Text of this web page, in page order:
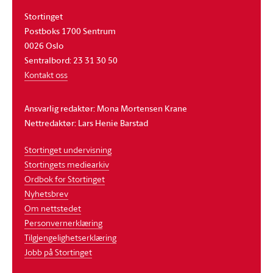
Stortinget
Postboks 1700 Sentrum
0026 Oslo
Sentralbord: 23 31 30 50
Kontakt oss
Ansvarlig redaktør: Mona Mortensen Krane
Nettredaktør: Lars Henie Barstad
Stortinget undervisning
Stortingets mediearkiv
Ordbok for Stortinget
Nyhetsbrev
Om nettstedet
Personvernerklæring
Tilgjengelighetserklæring
Jobb på Stortinget